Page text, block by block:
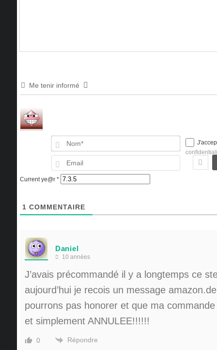
Me tenir informé
Nom*
Current ye@r *
1 COMMENTAIRE
Daniel
10 années
J’avais précommandé il y a longtemps ce
aujourd’hui je recois un message amazon.de
pourrons pas honorer et que ma
et simplement ANNULEE!!!!!!
0 Répondre